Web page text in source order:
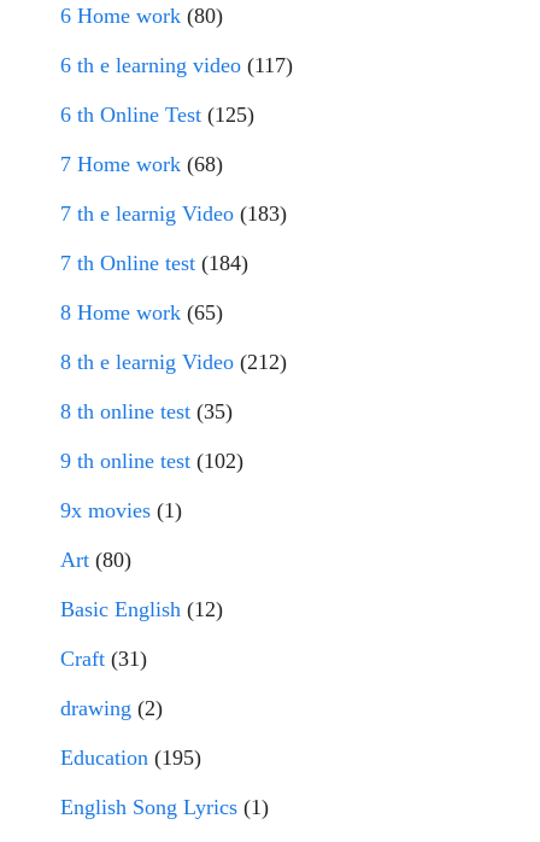
6 Home work (80)
6 th e learning video (117)
6 th Online Test (125)
7 Home work (68)
7 th e learnig Video (183)
7 th Online test (184)
8 Home work (65)
8 th e learnig Video (212)
8 th online test (35)
9 th online test (102)
9x movies (1)
Art (80)
Basic English (12)
Craft (31)
drawing (2)
Education (195)
English Song Lyrics (1)